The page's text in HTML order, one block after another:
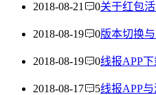
2018-08-21 0关于红包
2018-08-19 0版本切换
2018-08-19 0线报APP
2018-08-17 5线报APP